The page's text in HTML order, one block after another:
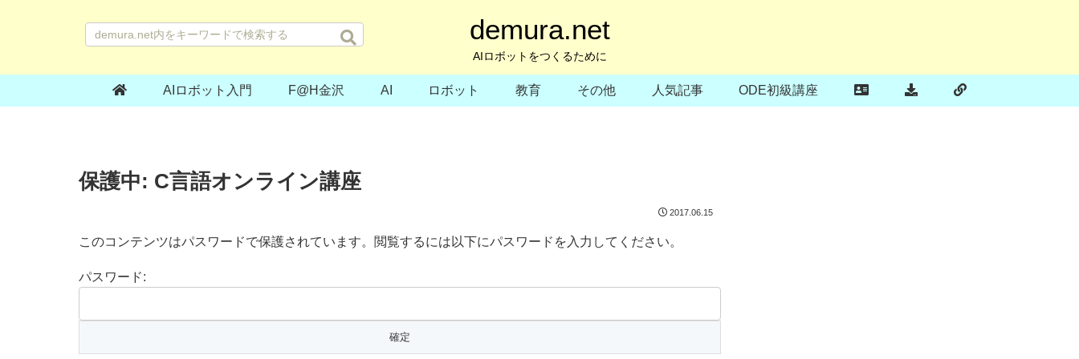
demura.net
AIロボットをつくるために
AIロボット入門 F@H金沢 AI ロボット 教育 その他 人気記事 ODE初級講座
保護中: C言語オンライン講座
2017.06.15
このコンテンツはパスワードで保護されています。閲覧するには以下にパスワードを入力してください。
パスワード: